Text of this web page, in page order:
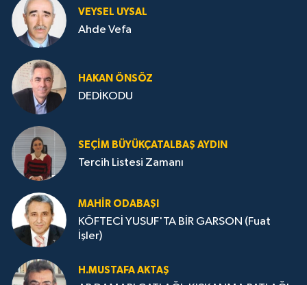
VEYSEL UYSAL
Ahde Vefa
HA­KAN ÖN­SÖZ
DEDİKODU
SEÇIM BÜYÜKÇATALBAŞ AYDIN
Tercih Listesi Zamanı
MAHIR ODABAŞI
KÖFTECİ YUSUF'TA BİR GARSON (Fuat
İşler)
H.MUS­TA­FA AK­TAŞ